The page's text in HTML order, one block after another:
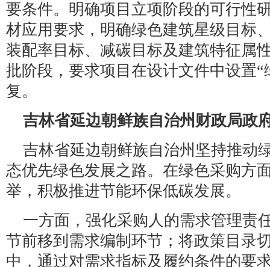
要条件。明确项目立项阶段的可行性
材应用要求，明确绿色建筑星级目标
装配率目标、减碳目标及建筑特征属
批阶段，要求项目在设计文件中设置
复。
吉林省延边朝鲜族自治州财政局政
吉林省延边朝鲜族自治州坚持推动
态优先绿色发展之路。在绿色采购方
举，积极推进节能环保低碳发展。
一方面，强化采购人的需求管理责
节前移到需求编制环节；将政策目录
中，通过对需求指标及履约条件的要